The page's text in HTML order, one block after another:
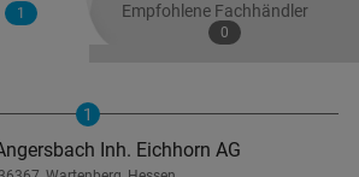
1 Empfohlene Fachhändler
0
1
Inh. Eichhorn AG